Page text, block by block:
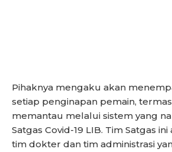
Pihaknya mengaku akan
setiap penginapan pemain,
memantau melalui sistem yang
Satgas Covid-19 LIB. Tim Satgas
tim dokter dan tim administrasi